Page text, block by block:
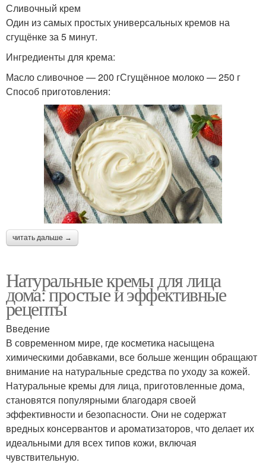
Сливочный крем
Один из самых простых универсальных кремов на
сгущёнке за 5 минут.
Ингредиенты для крема:
Масло сливочное — 200 гСгущённое молоко — 250 г
Способ приготовления:
читать дальше →
Натуральные кремы для лица
дома: простые и эффективные
рецепты
Введение
В современном мире, где косметика насыщена
химическими добавками, все больше женщин обращают
внимание на натуральные средства по уходу за кожей.
Натуральные кремы для лица, приготовленные дома,
становятся популярными благодаря своей
эффективности и безопасности. Они не содержат
вредных консервантов и ароматизаторов, что делает их
идеальными для всех типов кожи, включая
чувствительную.